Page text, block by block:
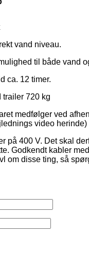
vand niveau.
til både vand
ca. 12 timer.
720 kg
medfølger ved
video herinde)
på 400 V. Det skal
Godkendt kabler
om disse ting, så